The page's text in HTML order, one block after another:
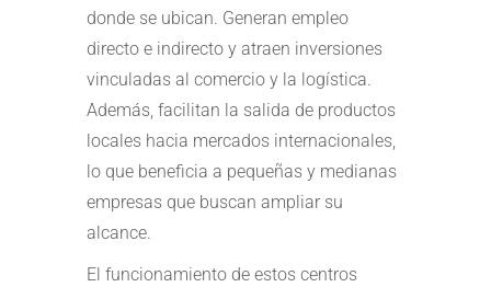
donde se ubican. Generan empleo
directo e indirecto y atraen inversiones
vinculadas al comercio y la logística.
Además, facilitan la salida de productos
locales hacia mercados internacionales,
lo que beneficia a pequeñas y medianas
empresas que buscan ampliar su
alcance.
El funcionamiento de estos centros